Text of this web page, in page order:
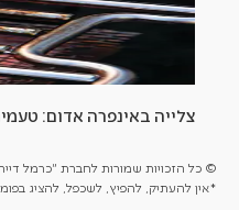
צלייה באינפרה אדום:
© כל הזכויות שמורות לחברת "כרמל
*אין להעתיק, להפיץ, לשכפל, להציג